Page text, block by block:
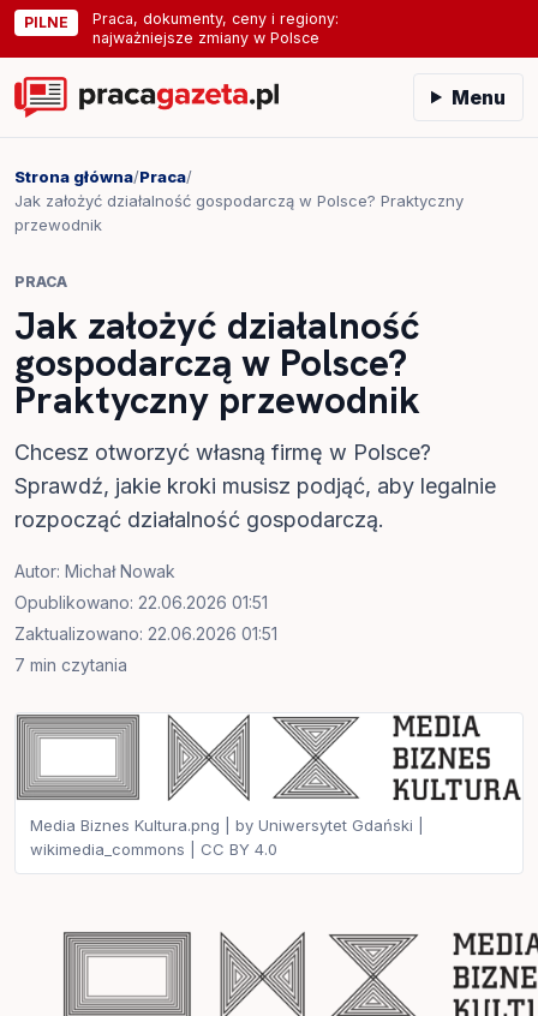
PILNE
Praca, dokumenty, ceny i regiony:
najważniejsze zmiany w Polsce
Menu
Strona główna/Praca/
Jak założyć działalność gospodarczą w Polsce? Praktyczny
przewodnik
PRACA
Jak założyć działalność
gospodarczą w Polsce?
Praktyczny przewodnik
Chcesz otworzyć własną firmę w Polsce?
Sprawdź, jakie kroki musisz podjąć, aby legalnie
rozpocząć działalność gospodarczą.
Autor: Michał Nowak
Opublikowano: 22.06.2026 01:51
Zaktualizowano: 22.06.2026 01:51
7 min czytania
Media Biznes Kultura.png | by Uniwersytet Gdański |
wikimedia_commons | CC BY 4.0